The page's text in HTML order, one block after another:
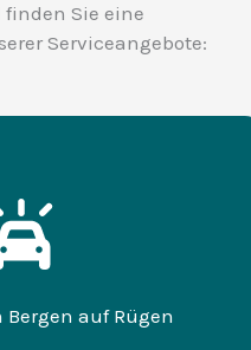
Sie eine
Serviceangebote:
auf Rügen